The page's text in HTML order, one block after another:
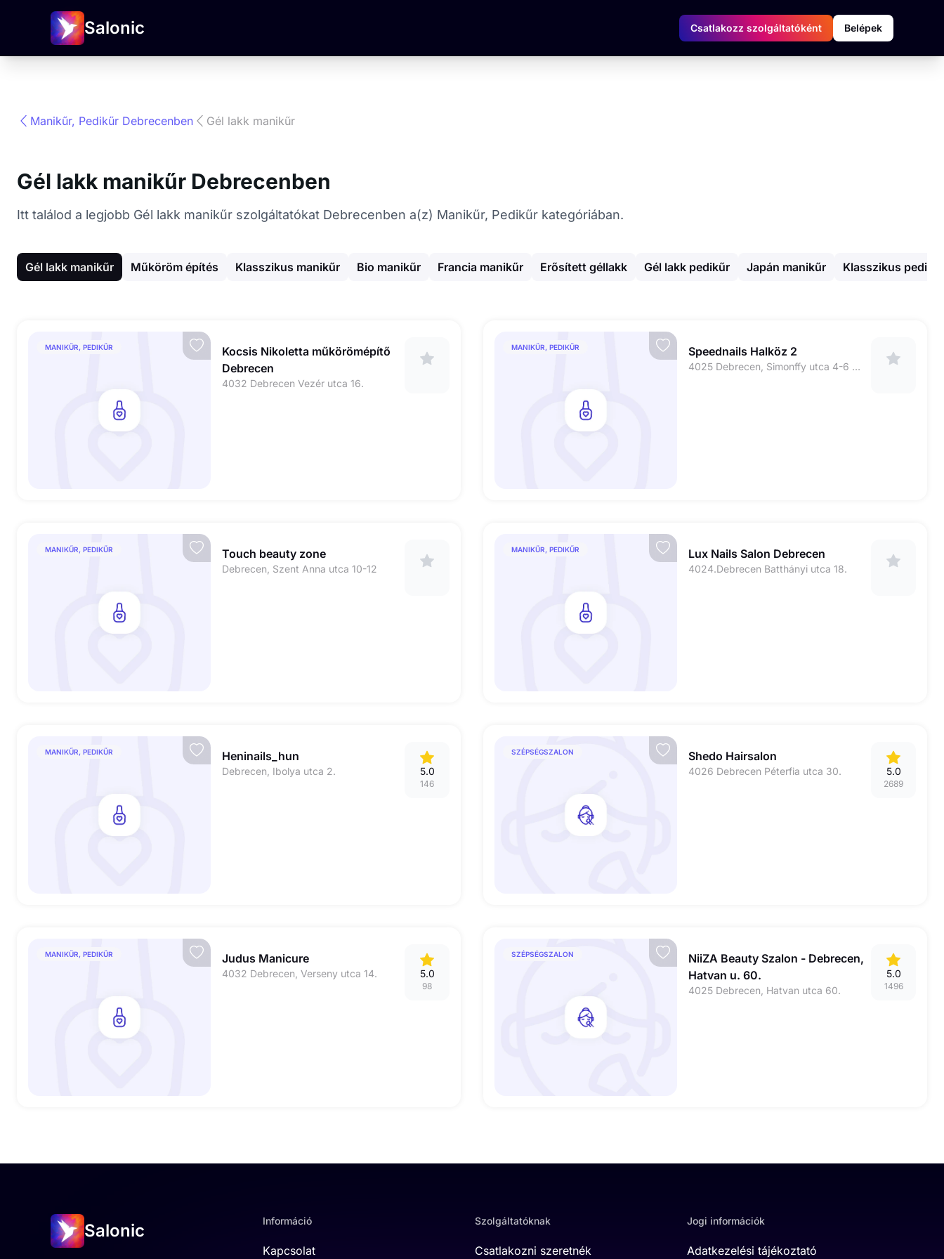
Salonic Csatlakozz szolgáltatóként Belépek
Manikűr, Pedikűr Debrecenben Gél lakk manikűr
Gél lakk manikűr Debrecenben
Itt találod a legjobb Gél lakk manikűr szolgáltatókat Debrecenben a(z) Manikűr, Pedikűr kategóriában.
Gél lakk manikűr Műköröm építés Klasszikus manikűr Bio manikűr Francia manikűr Erősített géllakk Gél lakk pedikűr Japán manikűr Klasszikus pedikűr
MANIKŰR, PEDIKŰR
Kocsis Nikoletta műkörömépítő
Debrecen
4032 Debrecen Vezér utca 16.
MANIKŰR, PEDIKŰR Speednails Halköz 2
4025 Debrecen, Simonffy utca 4-6 fszt/39 üzlet (Halköz üzletház)
MANIKŰR, PEDIKŰR Touch beauty zone
Debrecen, Szent Anna utca 10-12
MANIKŰR, PEDIKŰR Lux Nails Salon Debrecen
4024.Debrecen Batthányi utca 18.
MANIKŰR, PEDIKŰR Heninails_hun
Debrecen, Ibolya utca 2. 5.0
146
SZÉPSÉGSZALON Shedo Hairsalon
4026 Debrecen Péterfia utca 30. 5.0
2689
MANIKŰR, PEDIKŰR Judus Manicure
4032 Debrecen, Verseny utca 14. 5.0
98
SZÉPSÉGSZALON
NiiZA Beauty Szalon - Debrecen,
Hatvan u. 60.
4025 Debrecen, Hatvan utca 60.
5.0
1496
Salonic Információ
Kapcsolat
Szolgáltatóknak
Csatlakozni szeretnék
Jogi információk
Adatkezelési tájékoztató